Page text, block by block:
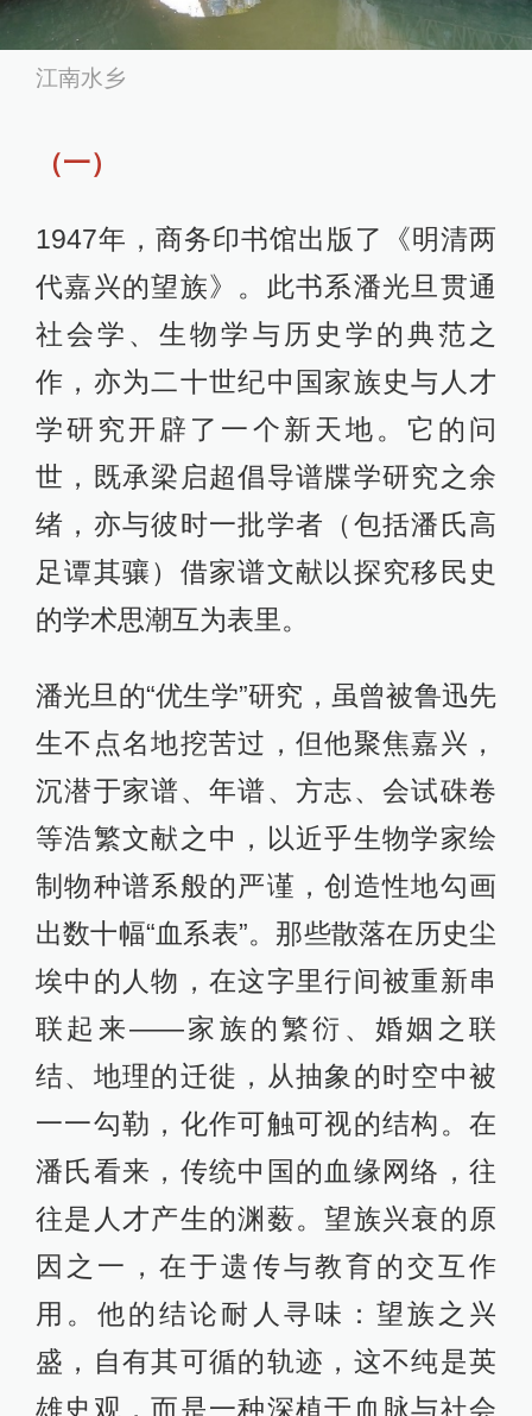
江南水乡
（一）
1947年，商务印书馆出版了《明清两
代嘉兴的望族》。此书系潘光旦贯通
社会学、生物学与历史学的典范之
作，亦为二十世纪中国家族史与人才
学研究开辟了一个新天地。它的问
世，既承梁启超倡导谱牒学研究之余
绪，亦与彼时一批学者（包括潘氏高
足谭其骧）借家谱文献以探究移民史
的学术思潮互为表里。
潘光旦的“优生学”研究，虽曾被鲁迅先
生不点名地挖苦过，但他聚焦嘉兴，
沉潜于家谱、年谱、方志、会试硃卷
等浩繁文献之中，以近乎生物学家绘
制物种谱系般的严谨，创造性地勾画
出数十幅“血系表”。那些散落在历史尘
埃中的人物，在这字里行间被重新串
联起来——家族的繁衍、婚姻之联
结、地理的迁徙，从抽象的时空中被
一一勾勒，化作可触可视的结构。在
潘氏看来，传统中国的血缘网络，往
往是人才产生的渊薮。望族兴衰的原
因之一，在于遗传与教育的交互作
用。他的结论耐人寻味：望族之兴
盛，自有其可循的轨迹，这不纯是英
雄史观，而是一种深植于血脉与社会